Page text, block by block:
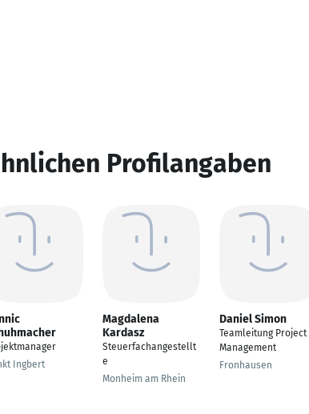
Profilangaben
Ingbert
Magdalena
Kardasz
Steuerfachangestellt
e
Monheim am Rhein
Daniel Simon
Teamleitung Project
Management
Fronhausen